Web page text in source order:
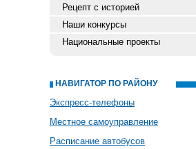
Рецепт с историей
Наши конкурсы
Национальные проекты
НАВИГАТОР ПО РАЙОНУ
Экспресс-телефоны
Местное самоуправление
Расписание автобусов